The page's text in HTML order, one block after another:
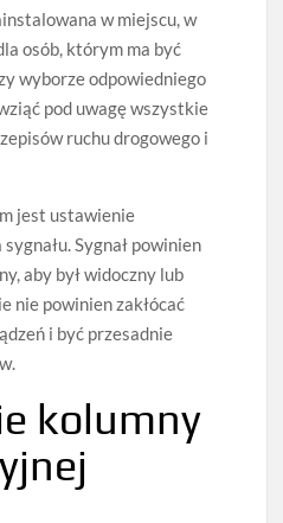
w miejscu, w
osób, którym ma być
wyborze odpowiedniego
pod uwagę wszystkie
ruchu drogowego i
jest ustawienie
Sygnał powinien
aby był widoczny lub
nie powinien zakłócać
i być przesadnie
kolumny